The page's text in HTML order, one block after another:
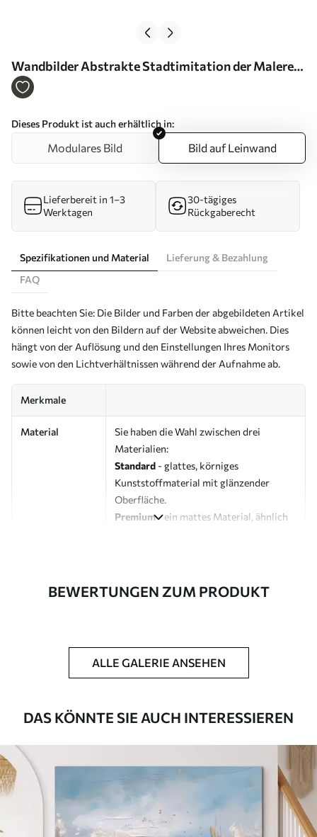
Wandbilder Abstrakte Stadtimitation der Malerei
Art. s46752
Dieses Produkt ist auch erhältlich in:
Modulares Bild Bild auf Leinwand
Lieferbereit in 1–3
Werktagen
30-tägiges
Rückgaberecht
Spezifikationen und Material
Lieferung & Bezahlung
FAQ
Bitte beachten Sie: Die Bilder und Farben der abgebildeten Artikel
können leicht von den Bildern auf der Website abweichen. Dies
hängt von der Auflösung und den Einstellungen Ihres Monitors
sowie von den Lichtverhältnissen während der Aufnahme ab.
Merkmale
Material
Sie haben die Wahl zwischen drei
Materialien:
Standard - glattes, körniges
Kunststoffmaterial mit glänzender
Oberfläche.
Premium- ein mattes Material, ähnlich
UWALLS
Sie können eine Lackschicht hinzufügen.
Kunststoffgewebe
Von .00€
Lebendige, satte Farben
Sichere, geruchlose Tinten
BEWERTUNGEN ZUM PRODUKT
ALLE GALERIE ANSEHEN
DAS KÖNNTE SIE AUCH INTERESSIEREN